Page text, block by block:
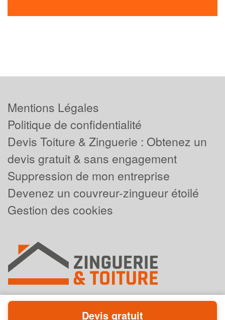
Mentions Légales
Politique de confidentialité
Devis Toiture & Zinguerie : Obtenez un
devis gratuit & sans engagement
Suppression de mon entreprise
Devenez un couvreur-zingueur étoilé
Gestion des cookies
Devis gratuit